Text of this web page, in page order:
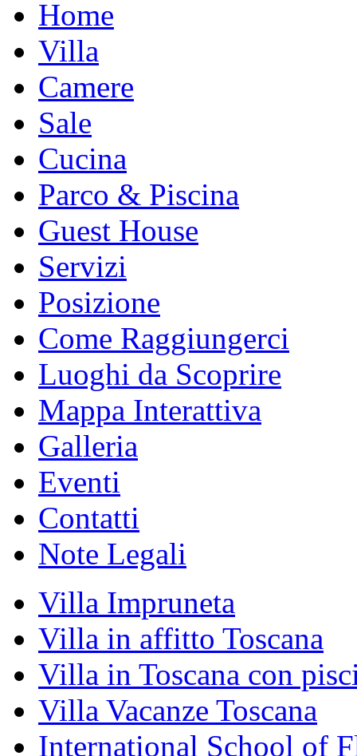
Home
Villa
Camere
Sale
Cucina
Parco & Piscina
Guest House
Servizi
Posizione
Come Raggiungerci
Luoghi da Scoprire
Mappa Interattiva
Galleria
Eventi
Contatti
Note Legali
Villa Impruneta
Villa in affitto Toscana
Villa in Toscana con
Villa Vacanze Toscana
International School of